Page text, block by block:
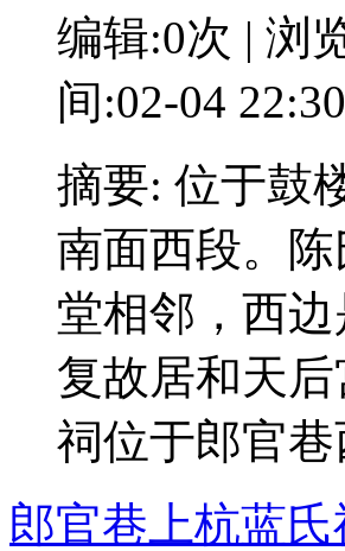
编辑:0次 | 浏
间:02-04 22:30
摘要: 位于鼓
南面西段。
堂相邻，西
复故居和天
祠位于郎官
郎官巷上杭蓝氏